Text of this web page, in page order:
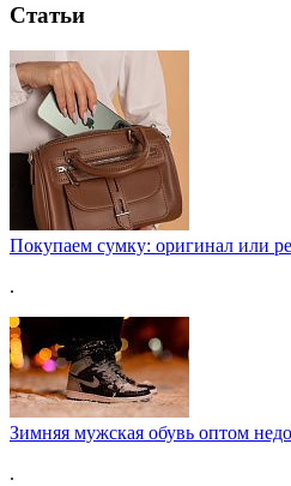
Статьи
Покупаем сумку: оригинал или
.
Зимняя мужская обувь оптом
.